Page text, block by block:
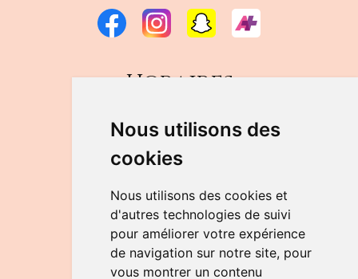
Nous utilisons des
cookies
Nous utilisons des cookies et
d'autres technologies de suivi
pour améliorer votre expérience
de navigation sur notre site, pour
vous montrer un contenu
Horaires
DU LUNDI AU VENDREDI
de 9h à 12h30 et de 14h à 18h
LE SAMEDI
de 9h à 12h30
NOUS CONTACTER